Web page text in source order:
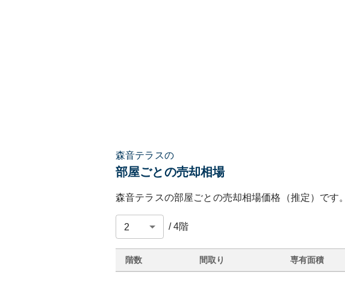
森音テラスの
部屋ごとの売却相場
森音テラスの部屋ごとの売却相場価格（推定）です。
/4階
階数 間取り 専有面積